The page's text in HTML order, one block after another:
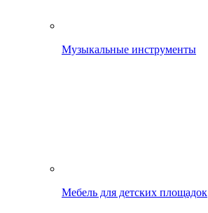
Музыкальные инструменты
Мебель для детских площадок